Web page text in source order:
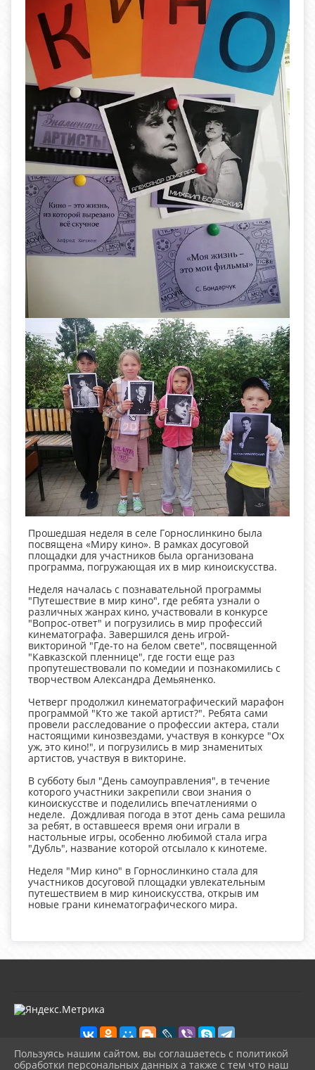
Прошедшая неделя в селе Горнослинкино была
посвящена «Миру кино». В рамках досуговой
площадки для участников была организована
программа, погружающая их в мир киноискусства.
Неделя началась с познавательной программы
"Путешествие в мир кино", где ребята узнали о
различных жанрах кино, участвовали в конкурсе
"Вопрос-ответ" и погрузились в мир профессий
кинематографа. Завершился день игрой-
викториной "Где-то на белом свете", посвященной
"Кавказской пленнице", где гости еще раз
пропутешествовали по комедии и познакомились с
творчеством Александра Демьяненко.
Четверг продолжил кинематографический марафон
программой "Кто же такой артист?". Ребята сами
провели расследование о профессии актера, стали
настоящими кинозвездами, участвуя в конкурсе "Ох
уж, это кино!", и погрузились в мир знаменитых
артистов, участвуя в викторине.
В субботу был "День самоуправления", в течение
которого участники закрепили свои знания о
киноискусстве и поделились впечатлениями о
неделе. Дождливая погода в этот день сама решила
за ребят, в оставшееся время они играли в
настольные игры, особенно любимой стала игра
"Дубль", название которой отсылало к кинотеме.
Неделя "Мир кино" в Горнослинкино стала для
участников досуговой площадки увлекательным
путешествием в мир киноискусства, открыв им
новые грани кинематографического мира.
Пользуясь нашим сайтом, вы соглашаетесь с политикой
обработки персональных данных а также с тем что наш